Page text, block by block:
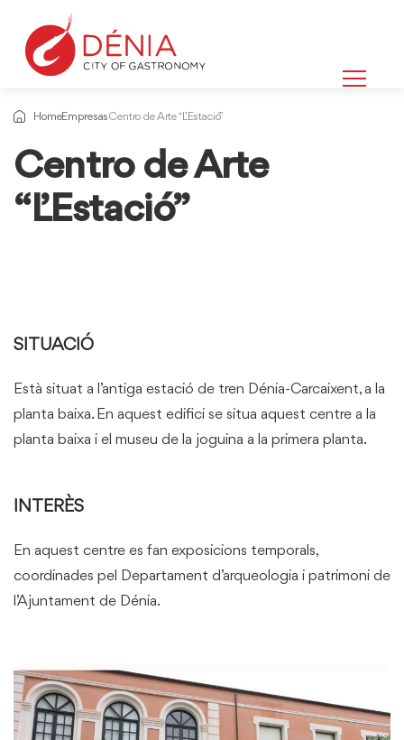
HomeEmpresasCentro de Arte “L’Estació”
Centro de Arte
“L’Estació”
SITUACIÓ
Està situat a l’antiga estació de tren Dénia-Carcaixent, a la
planta baixa. En aquest edifici se situa aquest centre a la
planta baixa i el museu de la joguina a la primera planta.
INTERÈS
En aquest centre es fan exposicions temporals,
coordinades pel Departament d’arqueologia i patrimoni de
l’Ajuntament de Dénia.